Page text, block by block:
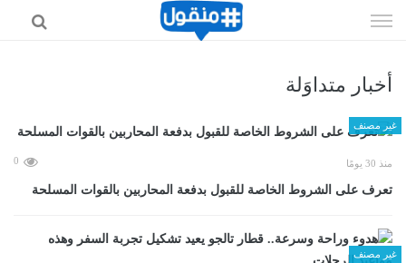
الى
أخبار متداوَلة
غير مصنف
منذ 30 يومًا 0
تعرف على الشروط الخاصة للقبول بدفعة المحاربين بالقوات المسلحة
غير مصنف